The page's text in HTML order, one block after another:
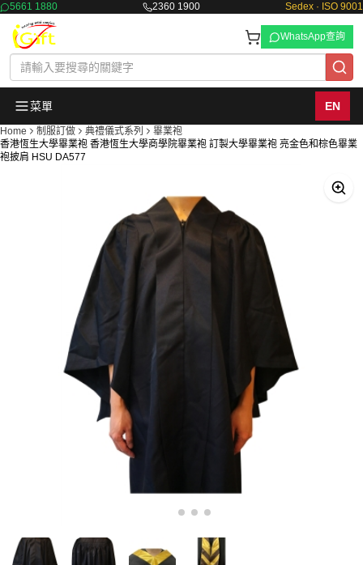
5661 1880 2360 1900 Sedex · ISO 9001
WhatsApp查詢
菜單 EN
Home 制服訂做 典禮儀式系列
畢業袍
香港恆生大學畢業袍 香港恆生大學商學院畢業袍 訂製大學畢業袍 亮金色和棕色畢業
袍披肩 HSU DA577